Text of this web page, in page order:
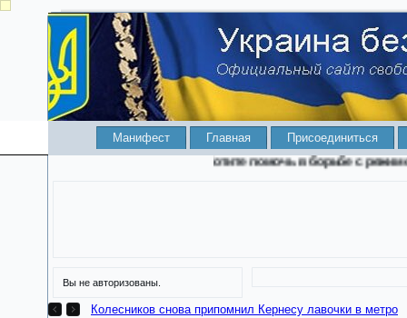
Манифест Главная
Присоединиться
Хотите помочь в борьбе с режимом
Вы не авторизованы.
в Израиле - это глава Госфинуслуг Стасевский.